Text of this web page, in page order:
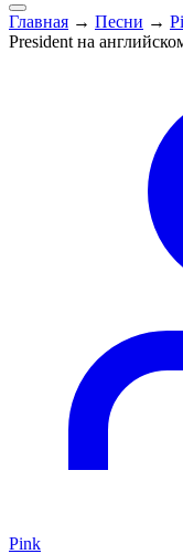
Главная → Песни →
President на
Pink